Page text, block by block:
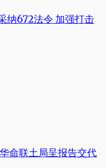
纳672法令 加强打击
命联土局呈报告交代